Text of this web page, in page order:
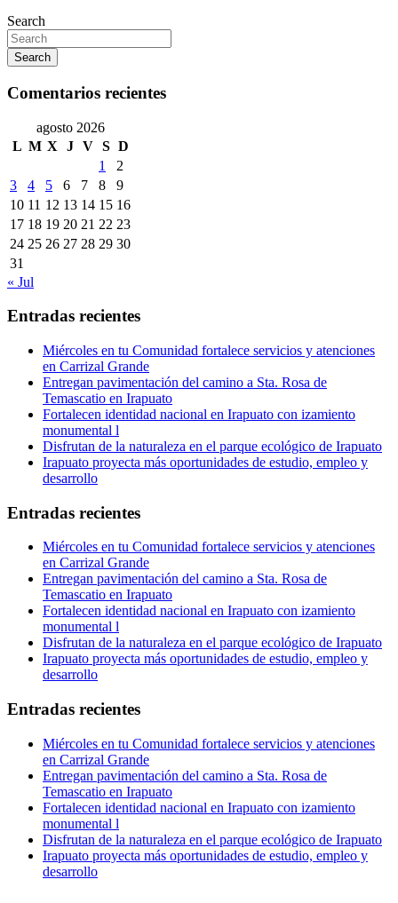
Search
Search
Comentarios recientes
agosto 2026
L M X J V S D
1
2
3
4 5 6 7 8
9
10 11 12 13 14 15 16
17 18 19 20 21 22 23
24 25 26 27 28 29 30
31
« Jul
Entradas recientes
Miércoles en tu Comunidad fortalece servicios y atenciones
en Carrizal Grande
Entregan pavimentación del camino a Sta. Rosa de
Temascatio en Irapuato
Fortalecen identidad nacional en Irapuato con izamiento
monumental l
Disfrutan de la naturaleza en el parque ecológico de Irapuato
Irapuato proyecta más oportunidades de estudio, empleo y
desarrollo
Entradas recientes
Miércoles en tu Comunidad fortalece servicios y atenciones
en Carrizal Grande
Entregan pavimentación del camino a Sta. Rosa de
Temascatio en Irapuato
Fortalecen identidad nacional en Irapuato con izamiento
monumental l
Disfrutan de la naturaleza en el parque ecológico de Irapuato
Irapuato proyecta más oportunidades de estudio, empleo y
desarrollo
Entradas recientes
Miércoles en tu Comunidad fortalece servicios y atenciones
en Carrizal Grande
Entregan pavimentación del camino a Sta. Rosa de
Temascatio en Irapuato
Fortalecen identidad nacional en Irapuato con izamiento
monumental l
Disfrutan de la naturaleza en el parque ecológico de Irapuato
Irapuato proyecta más oportunidades de estudio, empleo y
desarrollo